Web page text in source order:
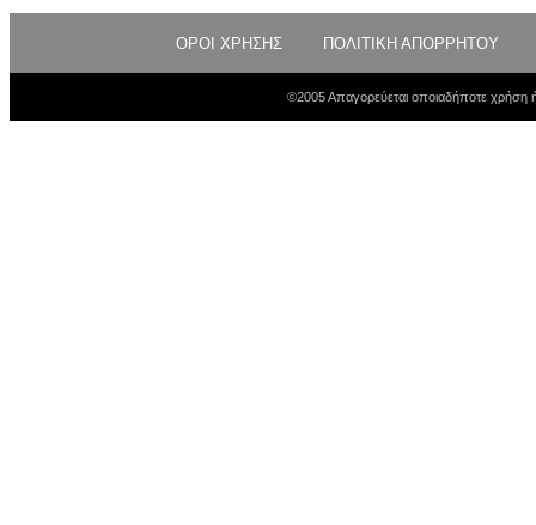
ΟΡΟΙ ΧΡΗΣΗΣ ΠΟΛΙΤΙΚΗ ΑΠΟΡΡΗΤΟΥ
©2005 Απαγορεύεται οποιαδήποτε χρήση